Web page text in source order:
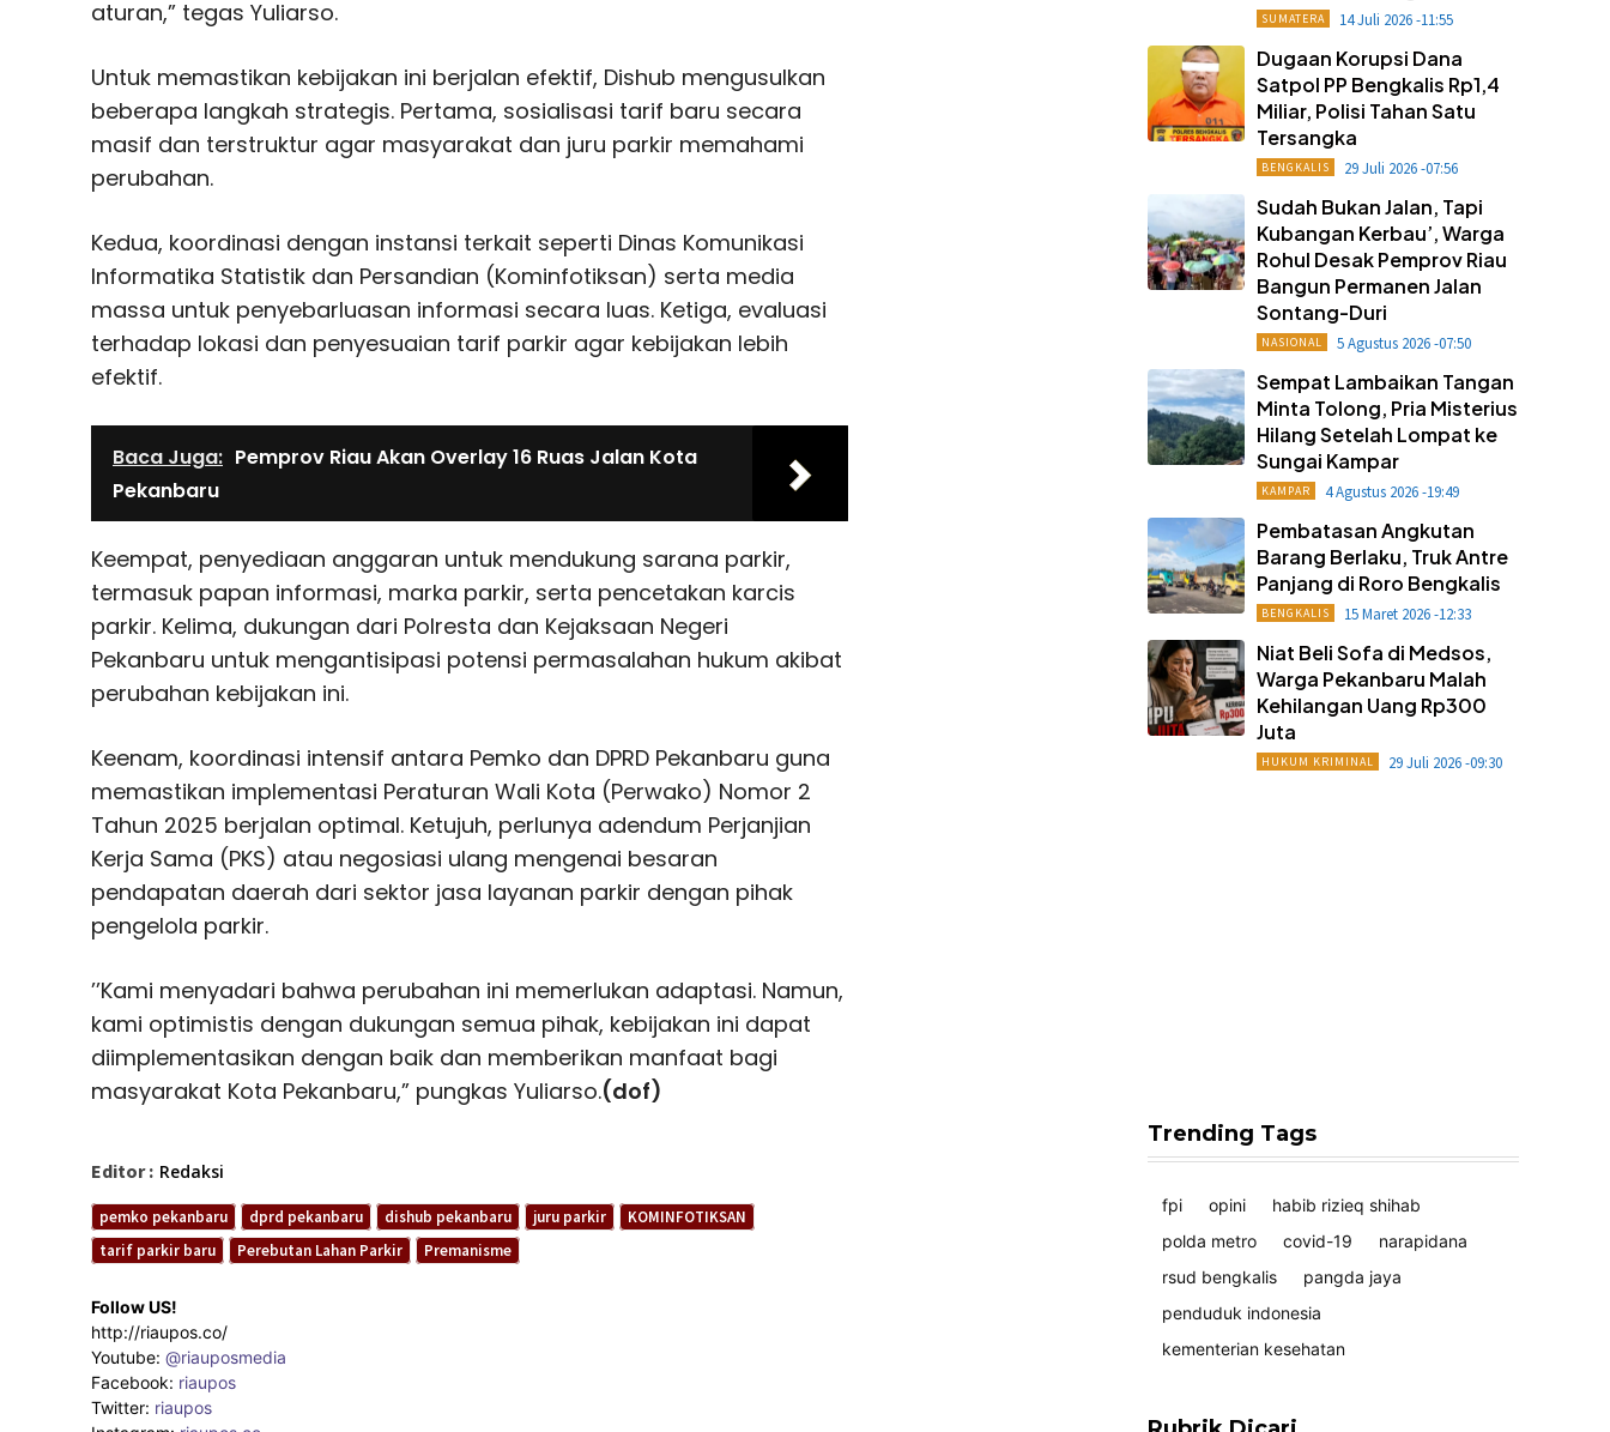
aturan,” tegas Yuliarso.
Untuk memastikan kebijakan ini berjalan efektif, Dishub mengusulkan
beberapa langkah strategis. Pertama, sosialisasi tarif baru secara
masif dan terstruktur agar masyarakat dan juru parkir memahami
perubahan.
Kedua, koordinasi dengan instansi terkait seperti Dinas Komunikasi
Informatika Statistik dan Persandian (Kominfotiksan) serta media
massa untuk penyebarluasan informasi secara luas. Ketiga, evaluasi
terhadap lokasi dan penyesuaian tarif parkir agar kebijakan lebih
efektif.
Baca Juga: Pemprov Riau Akan Overlay 16 Ruas Jalan Kota
Pekanbaru
Keempat, penyediaan anggaran untuk mendukung sarana parkir,
termasuk papan informasi, marka parkir, serta pencetakan karcis
parkir. Kelima, dukungan dari Polresta dan Kejaksaan Negeri
Pekanbaru untuk mengantisipasi potensi permasalahan hukum akibat
perubahan kebijakan ini.
Keenam, koordinasi intensif antara Pemko dan DPRD Pekanbaru guna
memastikan implementasi Peraturan Wali Kota (Perwako) Nomor 2
Tahun 2025 berjalan optimal. Ketujuh, perlunya adendum Perjanjian
Kerja Sama (PKS) atau negosiasi ulang mengenai besaran
pendapatan daerah dari sektor jasa layanan parkir dengan pihak
pengelola parkir.
’’Kami menyadari bahwa perubahan ini memerlukan adaptasi. Namun,
kami optimistis dengan dukungan semua pihak, kebijakan ini dapat
diimplementasikan dengan baik dan memberikan manfaat bagi
masyarakat Kota Pekanbaru,” pungkas Yuliarso.(dof)
Editor : Redaksi
pemko pekanbaru dprd pekanbaru dishub pekanbaru juru parkir
KOMINFOTIKSAN
tarif parkir baru
Perebutan Lahan Parkir Premanisme
Follow US!
http://riaupos.co/
Youtube: @riauposmedia
Facebook: riaupos
Twitter: riaupos
SUMATERA 14 Juli 2026 -11:55
Dugaan Korupsi Dana
Satpol PP Bengkalis Rp1,4
Miliar, Polisi Tahan Satu
Tersangka
BENGKALIS 29 Juli 2026 -07:56
Sudah Bukan Jalan, Tapi
Kubangan Kerbau’, Warga
Rohul Desak Pemprov Riau
Bangun Permanen Jalan
Sontang-Duri
NASIONAL 5 Agustus 2026 -07:50
Sempat Lambaikan Tangan
Minta Tolong, Pria Misterius
Hilang Setelah Lompat ke
Sungai Kampar
KAMPAR 4 Agustus 2026 -19:49
Pembatasan Angkutan
Barang Berlaku, Truk Antre
Panjang di Roro Bengkalis
BENGKALIS 15 Maret 2026 -12:33
Niat Beli Sofa di Medsos,
Warga Pekanbaru Malah
Kehilangan Uang Rp300
Juta
HUKUM KRIMINAL 29 Juli 2026 -09:30
Trending Tags
fpi opini
habib rizieq shihab
polda metro
covid-19
narapidana
rsud bengkalis
pangda jaya
penduduk indonesia
kementerian kesehatan